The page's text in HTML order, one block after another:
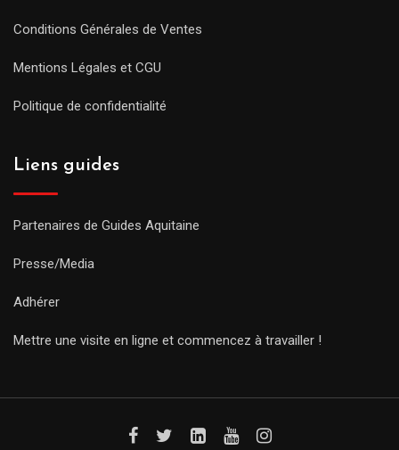
Conditions Générales de Ventes
Mentions Légales et CGU
Politique de confidentialité
Liens guides
Partenaires de Guides Aquitaine
Presse/Media
Adhérer
Mettre une visite en ligne et commencez à travailler !